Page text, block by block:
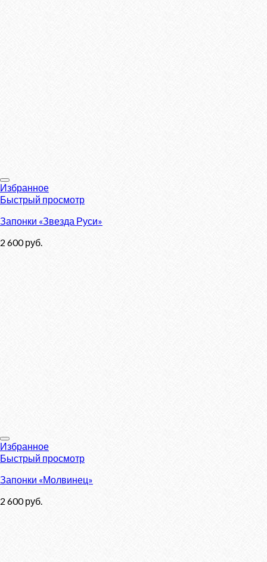
Избранное
Быстрый просмотр
Запонки «Звезда Руси»
2 600руб.
Избранное
Быстрый просмотр
Запонки «Молвинец»
2 600руб.